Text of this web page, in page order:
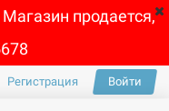
продается,
Регистрация Войти